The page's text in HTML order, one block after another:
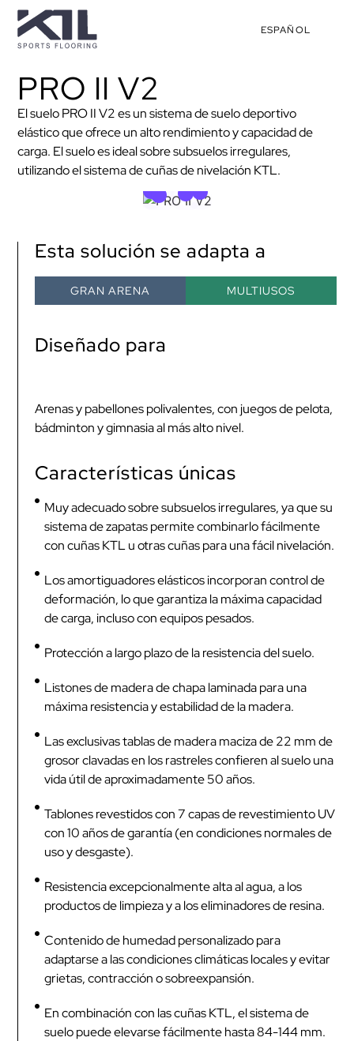
ESPAÑOL
PRO II V2
El suelo PRO II V2 es un sistema de suelo deportivo
elástico que ofrece un alto rendimiento y capacidad de
carga. El suelo es ideal sobre subsuelos irregulares,
utilizando el sistema de cuñas de nivelación KTL.
Esta solución se adapta a
GRAN ARENA MULTIUSOS
Diseñado para
Arenas y pabellones polivalentes, con juegos de pelota,
bádminton y gimnasia al más alto nivel.
Características únicas
Muy adecuado sobre subsuelos irregulares, ya que su
sistema de zapatas permite combinarlo fácilmente
con cuñas KTL u otras cuñas para una fácil nivelación.
Los amortiguadores elásticos incorporan control de
deformación, lo que garantiza la máxima capacidad
de carga, incluso con equipos pesados.
Protección a largo plazo de la resistencia del suelo.
Listones de madera de chapa laminada para una
máxima resistencia y estabilidad de la madera.
Las exclusivas tablas de madera maciza de 22 mm de
grosor clavadas en los rastreles confieren al suelo una
vida útil de aproximadamente 50 años.
Tablones revestidos con 7 capas de revestimiento UV
con 10 años de garantía (en condiciones normales de
uso y desgaste).
Resistencia excepcionalmente alta al agua, a los
productos de limpieza y a los eliminadores de resina.
Contenido de humedad personalizado para
adaptarse a las condiciones climáticas locales y evitar
grietas, contracción o sobreexpansión.
En combinación con las cuñas KTL, el sistema de
suelo puede elevarse fácilmente hasta 84-144 mm.